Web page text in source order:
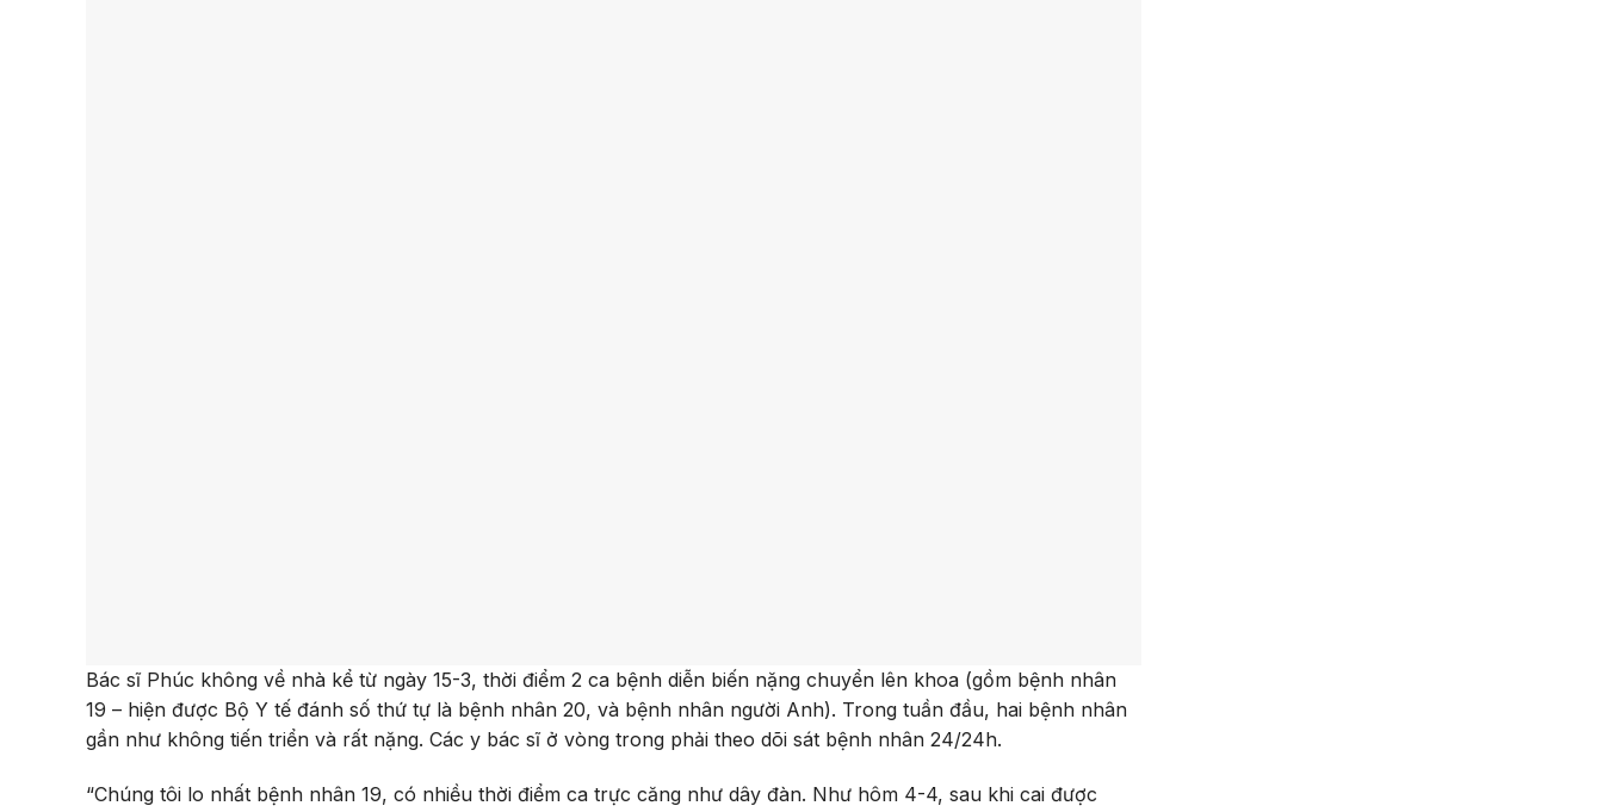
Bác sĩ Phúc không về nhà kể từ ngày 15-3, thời điểm 2 ca bệnh diễn biến nặng chuyển lên khoa (gồm bệnh nhân
19 – hiện được Bộ Y tế đánh số thứ tự là bệnh nhân 20, và bệnh nhân người Anh). Trong tuần đầu, hai bệnh nhân
gần như không tiến triển và rất nặng. Các y bác sĩ ở vòng trong phải theo dõi sát bệnh nhân 24/24h.
“Chúng tôi lo nhất bệnh nhân 19, có nhiều thời điểm ca trực căng như dây đàn. Như hôm 4-4, sau khi cai được